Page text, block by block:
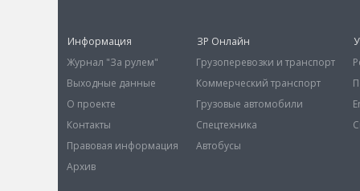
Информация
Журнал "За рулем"
Выходные данные
О проекте
Контакты
Правовая информация
Архив
ЗР Онлайн
Грузоперевозки и транспорт
Коммерческий транспорт
Грузовые автомобили
Спецтехника
Автобусы